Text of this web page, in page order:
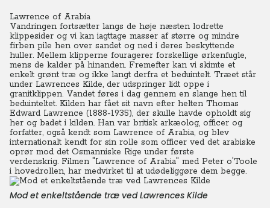
Lawrence of Arabia
Vandringen fortsætter langs de høje næsten lodrette
klippesider og vi kan iagttage masser af større og mindre
firben pile hen over sandet og ned i deres beskyttende
huller. Mellem klipperne fouragerer forskellige ørkenfugle,
mens de kalder på hinanden. Fremefter kan vi skimte et
enkelt grønt træ og ikke langt derfra et beduintelt. Træet står
under Lawrences Kilde, der udspringer lidt oppe i
granitklippen. Vandet føres i dag gennem en slange hen til
beduinteltet. Kilden har fået sit navn efter helten Thomas
Edward Lawrence (1888-1935), der skulle havde opholdt sig
her og badet i kilden. Han var britisk arkæolog, officer og
forfatter, også kendt som Lawrence of Arabia, og blev
internationalt kendt for sin rolle som officer ved det arabiske
oprør mod det Osmanniske Rige under første
verdenskrig. Filmen "Lawrence of Arabia" med Peter o'Toole
i hovedrollen, har medvirket til at udødeliggøre dem begge.
Mod et enkeltstående træ ved Lawrences Kilde